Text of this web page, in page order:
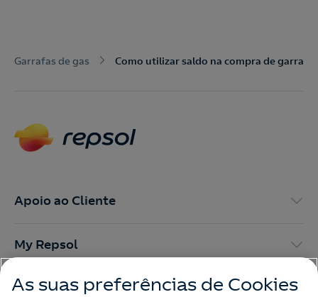
Garrafas de gas Como utilizar saldo na compra de
Apoio ao Cliente
My Repsol
Outras Energias
As suas preferências de Cookies